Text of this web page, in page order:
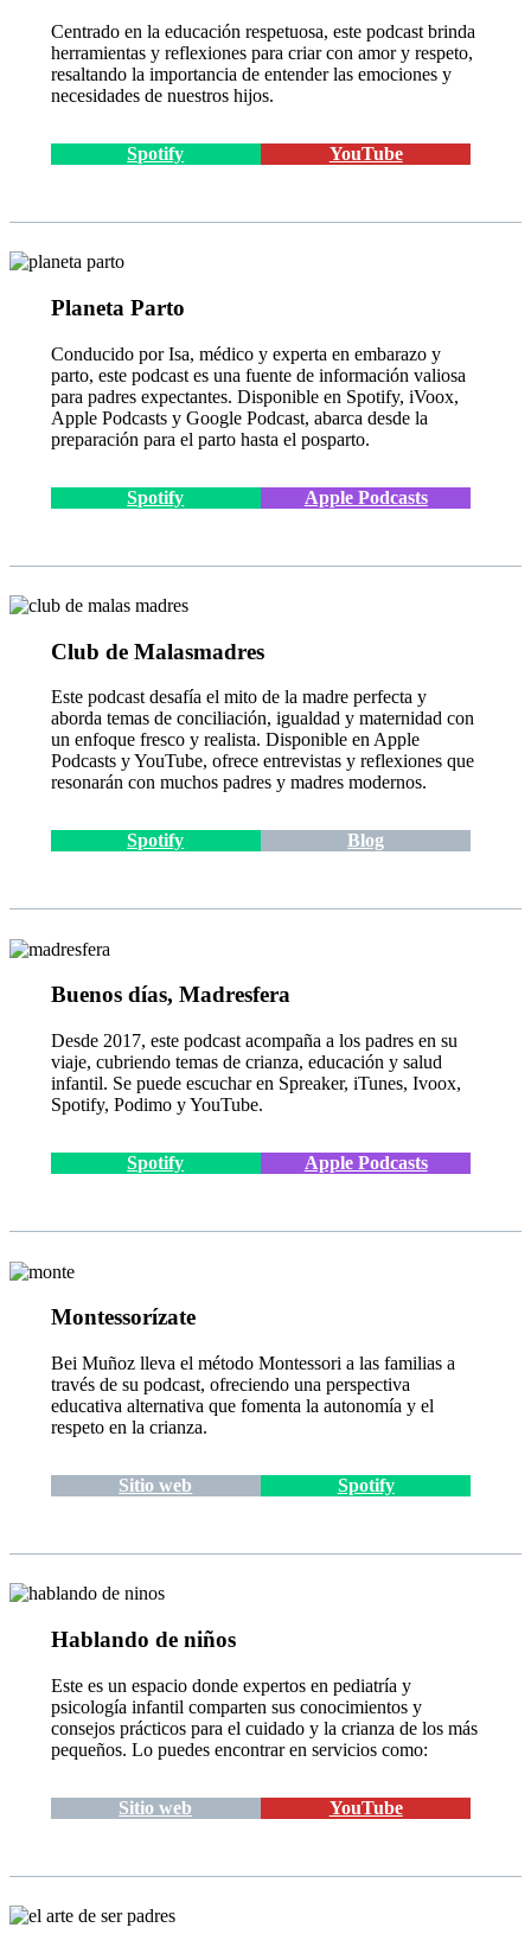
Centrado en la educación respetuosa, este podcast brinda
herramientas y reflexiones para criar con amor y respeto,
resaltando la importancia de entender las emociones y
necesidades de nuestros hijos.
Spotify YouTube
Planeta Parto
Conducido por Isa, médico y experta en embarazo y
parto, este podcast es una fuente de información valiosa
para padres expectantes. Disponible en Spotify, iVoox,
Apple Podcasts y Google Podcast, abarca desde la
preparación para el parto hasta el posparto.
Spotify Apple Podcasts
Club de Malasmadres
Este podcast desafía el mito de la madre perfecta y
aborda temas de conciliación, igualdad y maternidad con
un enfoque fresco y realista. Disponible en Apple
Podcasts y YouTube, ofrece entrevistas y reflexiones que
resonarán con muchos padres y madres modernos.
Spotify Blog
Buenos días, Madresfera
Desde 2017, este podcast acompaña a los padres en su
viaje, cubriendo temas de crianza, educación y salud
infantil. Se puede escuchar en Spreaker, iTunes, Ivoox,
Spotify, Podimo y YouTube.
Spotify Apple Podcasts
Montessorízate
Bei Muñoz lleva el método Montessori a las familias a
través de su podcast, ofreciendo una perspectiva
educativa alternativa que fomenta la autonomía y el
respeto en la crianza.
Sitio web Spotify
Hablando de niños
Este es un espacio donde expertos en pediatría y
psicología infantil comparten sus conocimientos y
consejos prácticos para el cuidado y la crianza de los más
pequeños. Lo puedes encontrar en servicios como:
Sitio web YouTube